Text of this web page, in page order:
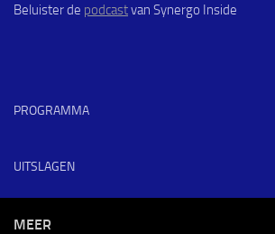
Beluister de podcastvan Synergo Inside
PROGRAMMA
UITSLAGEN
MEER